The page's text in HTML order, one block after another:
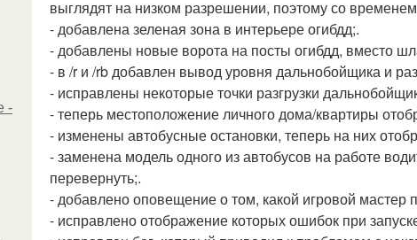
-
выглядят на низком разрешении, поэтому со
- добавлена зеленая зона в интерьере огибдд;.
- добавлены новые ворота на посты огибдд, вместо
- в /r и /rb добавлен вывод уровня дальнобойщика и
- исправлены некоторые точки разгрузки
- теперь местоположение личного дома/квартиры
- изменены автобусные остановки, теперь на них
- заменена модель одного из автобусов на работе
перевернуть;.
- добавлено оповещение о том, какой игровой мастер
- исправлено отображение которых ошибок при